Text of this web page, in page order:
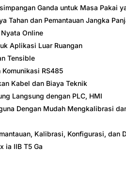
Ganda untuk Masa Pakai
Tahan dan Pemantauan Jangka
Online
Aplikasi Luar Ruangan
Tensible
RS485
Kabel dan Biaya Teknik
Langsung dengan PLC, HMI
Dengan Mudah Mengkalibrasi
Kalibrasi, Konfigurasi, dan
ia IIB T5 Ga